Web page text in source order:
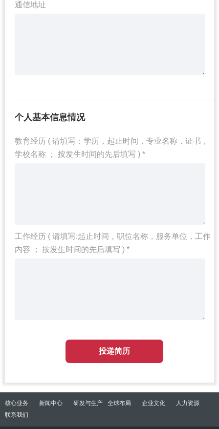
通信地址
个人基本信息情况
教育经历 ( 请填写：学历，起止时间，专业名称，证书，
学校名称 ； 按发生时间的先后填写 ) *
工作经历 ( 请填写:起止时间，职位名称，服务单位，工作
内容 ； 按发生时间的先后填写 ) *
核心业务 新闻中心 研发与生产 全球布局 企业文化
人力资源
联系我们